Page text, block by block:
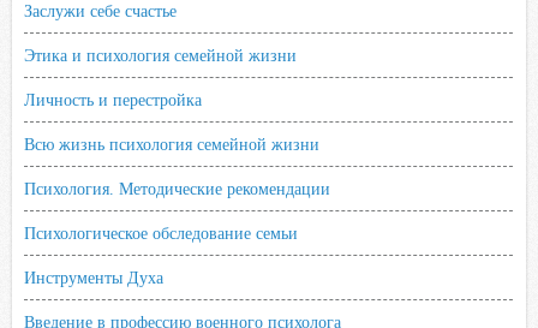
Заслужи себе счастье
Этика и психология семейной жизни
Личность и перестройка
Всю жизнь психология семейной жизни
Психология. Методические рекомендации
Психологическое обследование семьи
Инструменты Духа
Введение в профессию военного психолога